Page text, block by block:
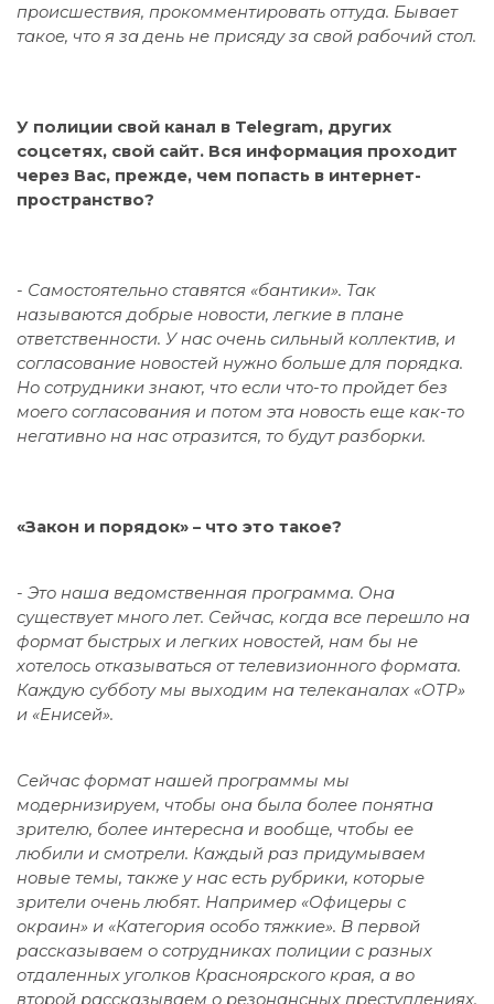
происшествия, прокомментировать оттуда. Бывает
такое, что я за день не присяду за свой рабочий стол.
У полиции свой канал в Telegram, других
соцсетях, свой сайт. Вся информация проходит
через Вас, прежде, чем попасть в интернет-
пространство?
- Самостоятельно ставятся «бантики». Так
называются добрые новости, легкие в плане
ответственности. У нас очень сильный коллектив, и
согласование новостей нужно больше для порядка.
Но сотрудники знают, что если что-то пройдет без
моего согласования и потом эта новость еще как-то
негативно на нас отразится, то будут разборки.
«Закон и порядок» – что это такое?
- Это наша ведомственная программа. Она
существует много лет. Сейчас, когда все перешло на
формат быстрых и легких новостей, нам бы не
хотелось отказываться от телевизионного формата.
Каждую субботу мы выходим на телеканалах «ОТР»
и «Енисей».
Сейчас формат нашей программы мы
модернизируем, чтобы она была более понятна
зрителю, более интересна и вообще, чтобы ее
любили и смотрели. Каждый раз придумываем
новые темы, также у нас есть рубрики, которые
зрители очень любят. Например «Офицеры с
окраин» и «Категория особо тяжкие». В первой
рассказываем о сотрудниках полиции с разных
отдаленных уголков Красноярского края, а во
второй рассказываем о резонансных преступлениях,